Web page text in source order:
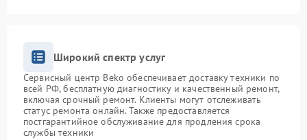
Широкий спектр услуг
Сервисный центр Beko обеспечивает доставку техники по
всей РФ, бесплатную диагностику и качественный ремонт,
включая срочный ремонт. Клиенты могут отслеживать
статус ремонта онлайн. Также предоставляется
постгарантийное обслуживание для продления срока
службы техники